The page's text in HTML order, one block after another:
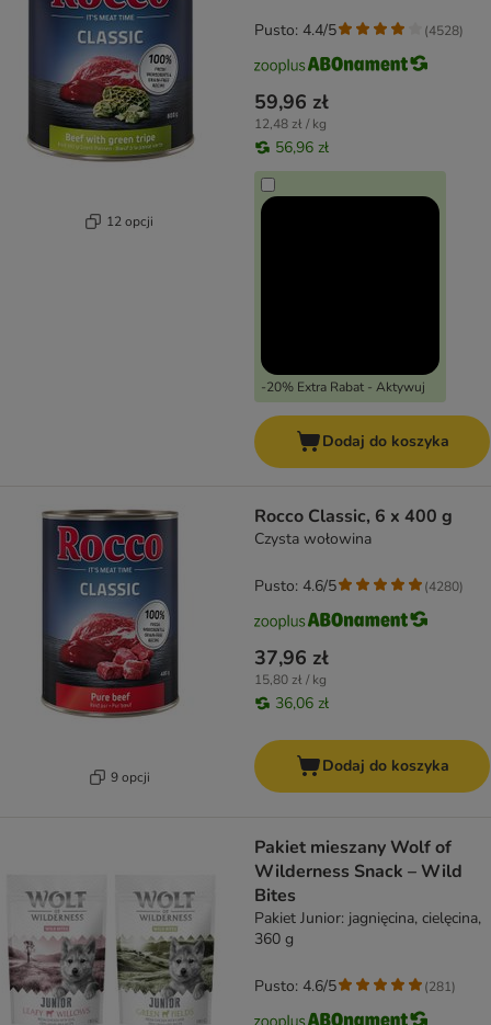
12 opcji
59,96 zł
12,48 zł / kg
56,96 zł
-20% Extra Rabat - Aktywuj
Pusto: 4.4/5 (4528)
Dodaj do koszyka
9 opcji
Rocco Classic, 6 x 400 g
Czysta wołowina
37,96 zł
15,80 zł / kg
36,06 zł
Pusto: 4.6/5 (4280)
Dodaj do koszyka
Pakiet mieszany Wolf of
Wilderness Snack – Wild
Bites
Pakiet Junior: jagnięcina, cielęcina,
360 g
Pusto: 4.6/5 (281)